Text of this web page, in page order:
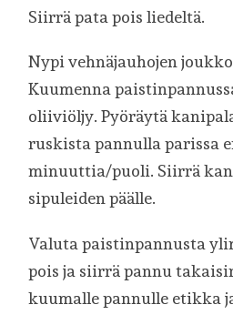
Siirrä pata pois liedeltä.
Nypi vehnäjauhojen
Kuumenna
oliiviöljy. Pyöräytä
ruskista pannulla parissa
minuuttia/puoli. Siirrä
sipuleiden päälle.
Valuta paistinpannusta
pois ja siirrä pannu
kuumalle pannulle etikka